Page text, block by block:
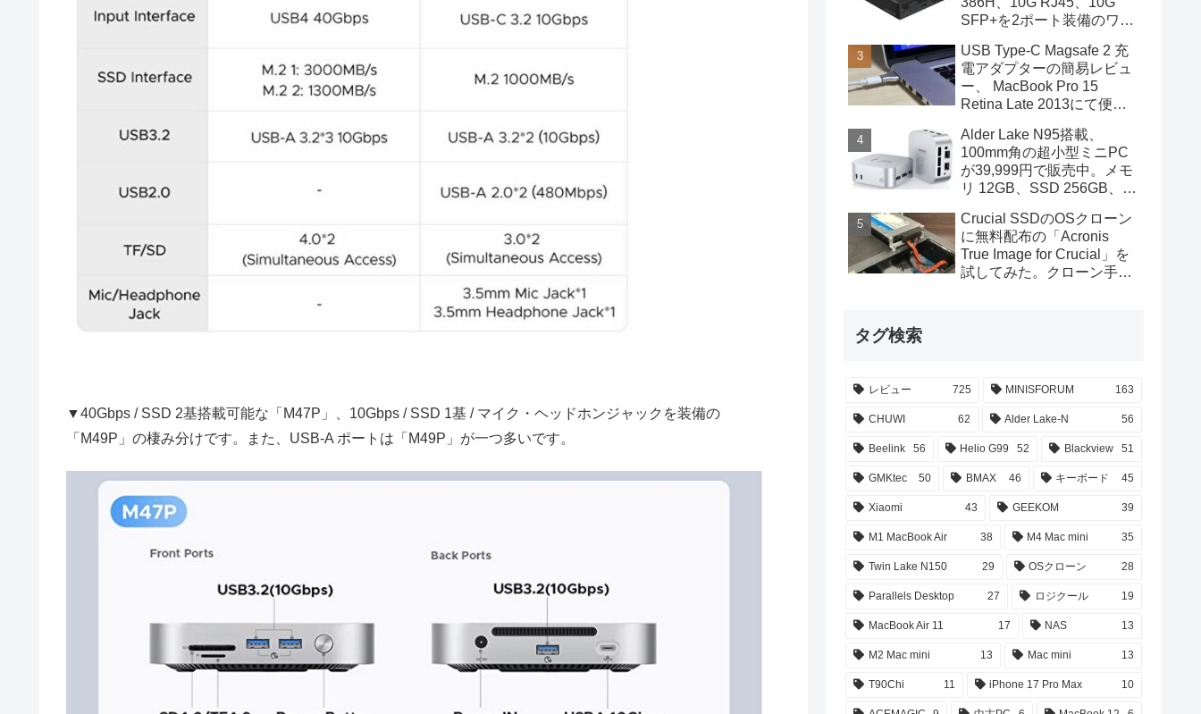
▼40Gbps / SSD 2基搭載可能な「M47P」、10Gbps / SSD 1基 / マイク・ヘッドホンジャックを装備の
「M49P」の棲み分けです。また、USB-A ポートは「M49P」が一つ多いです。
SFP+を2ポート装備のワー
USB Type-C Magsafe 2 充
電アダプターの簡易レビュ
ー、 MacBook Pro 15
Retina Late 2013にて便利
Alder Lake N95搭載、
100mm角の超小型ミニPC
が39,999円で販売中。メモ
リ 12GB、SSD 256GB、
Crucial SSDのOSクローン
に無料配布の「Acronis
True Image for Crucial」を
試してみた。クローン手順
タグ検索
レビュー 725 MINISFORUM 163
CHUWI 62 Alder Lake-N 56
Beelink 56 Helio G99 52 Blackview 51
GMKtec 50 BMAX 46 キーボード 45
Xiaomi 43 GEEKOM 39
M1 MacBook Air 38 M4 Mac mini 35
Twin Lake N150 29 OSクローン 28
Parallels Desktop 27 ロジクール 19
MacBook Air 11 17 NAS 13
M2 Mac mini 13 Mac mini 13
T90Chi 11 iPhone 17 Pro Max 10